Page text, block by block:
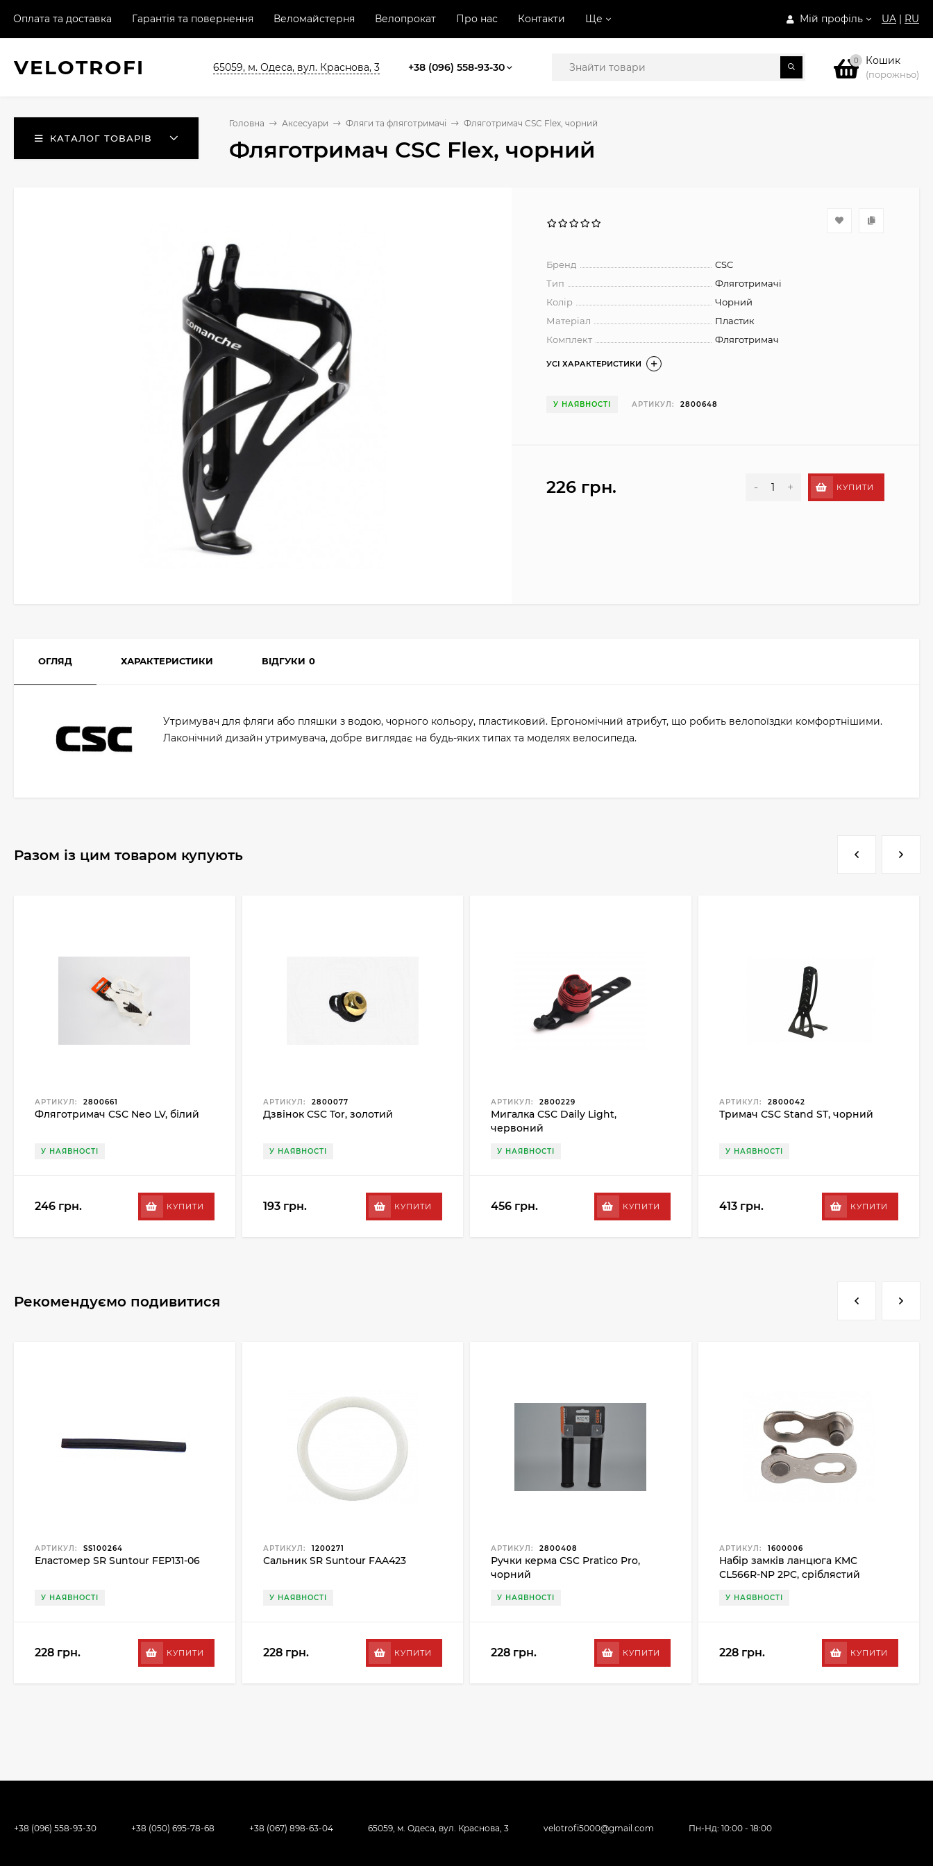
Мій профіль UA | RU
Оплата та доставка Гарантія та повернення Веломайстерня Велопрокат Про нас Контакти Ще
VELOTROFI 65059, м. Одеса, вул. Краснова, 3 +38 (096) 558-93-30 0 Кошик
(порожньо)
КАТАЛОГ ТОВАРІВ
Головна Аксесуари Фляги та фляготримачі Фляготримач CSC Flex, чорний
Фляготримач CSC Flex, чорний
Бренд
CSC
Тип
Фляготримачі
Колір
Чорний
Матеріал
Пластик
Комплект
Фляготримач
УСІ ХАРАКТЕРИСТИКИ
У НАЯВНОСТІ АРТИКУЛ: 2800648
226 грн. - + КУПИТИ
ОГЛЯД ХАРАКТЕРИСТИКИ ВІДГУКИ 0
Утримувач для фляги або пляшки з водою, чорного кольору, пластиковий. Ергономічний атрибут, що робить велопоїздки комфортнішими.
Лаконічний дизайн утримувача, добре виглядає на будь-яких типах та моделях велосипеда.
Разом із цим товаром купують
АРТИКУЛ: 2800661
Фляготримач CSC Neo LV, білий
У НАЯВНОСТІ
246 грн. КУПИТИ
АРТИКУЛ: 2800077
Дзвінок CSC Tor, золотий
У НАЯВНОСТІ
193 грн. КУПИТИ
АРТИКУЛ: 2800229
Мигалка CSC Daily Light,
червоний
У НАЯВНОСТІ
456 грн. КУПИТИ
АРТИКУЛ: 2800042
Тримач CSC Stand ST, чорний
У НАЯВНОСТІ
413 грн. КУПИТИ
Рекомендуємо подивитися
АРТИКУЛ: SS100264
Еластомер SR Suntour FEP131-06
У НАЯВНОСТІ
228 грн. КУПИТИ
АРТИКУЛ: 1200271
Сальник SR Suntour FAA423
У НАЯВНОСТІ
228 грн. КУПИТИ
АРТИКУЛ: 2800408
Ручки керма CSC Pratico Pro,
чорний
У НАЯВНОСТІ
228 грн. КУПИТИ
АРТИКУЛ: 1600006
Набір замків ланцюга KMC
CL566R-NP 2PC, сріблястий
У НАЯВНОСТІ
228 грн. КУПИТИ
+38 (096) 558-93-30 +38 (050) 695-78-68 +38 (067) 898-63-04 65059, м. Одеса, вул. Краснова, 3 velotrofi5000@gmail.com Пн-Нд: 10:00 - 18:00